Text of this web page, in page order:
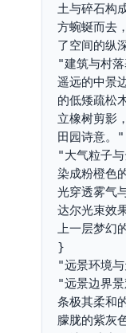
土与碎石构
方蜿蜒而去
了空间的纵
"建筑与村
遥远的中景
的低矮疏松
立橡树剪影
田园诗意。"
"大气粒子
染成粉橙色
光穿透雾气
达尔光束效
上一层梦幻
}
"远景环境
"远景边界
条极其柔和
朦胧的紫灰